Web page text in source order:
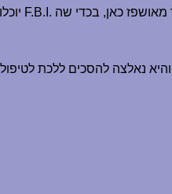
מאושפז כאן, בכדי שה F.B.I.
נאלצה להסכים ללכת